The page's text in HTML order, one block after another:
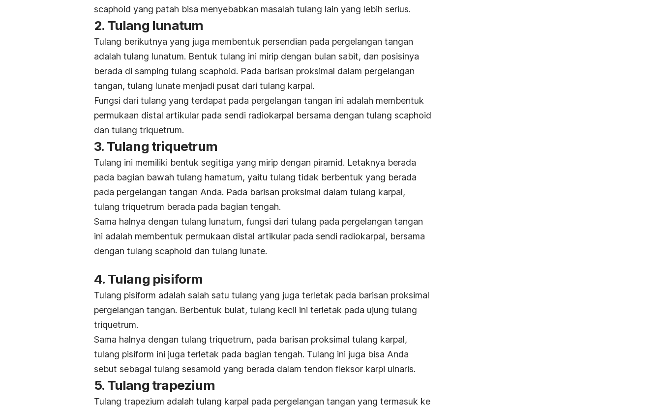
scaphoid yang patah bisa menyebabkan masalah tulang lain yang lebih serius.
2. Tulang lunatum
Tulang berikutnya yang juga membentuk persendian pada pergelangan tangan
adalah tulang lunatum. Bentuk tulang ini mirip dengan bulan sabit, dan posisinya
berada di samping tulang scaphoid. Pada barisan proksimal dalam pergelangan
tangan, tulang lunate menjadi pusat dari tulang karpal.
Fungsi dari tulang yang terdapat pada pergelangan tangan ini adalah membentuk
permukaan distal artikular pada sendi radiokarpal bersama dengan tulang scaphoid
dan tulang triquetrum.
3. Tulang triquetrum
Tulang ini memiliki bentuk segitiga yang mirip dengan piramid. Letaknya berada
pada bagian bawah tulang hamatum, yaitu tulang tidak berbentuk yang berada
pada pergelangan tangan Anda. Pada barisan proksimal dalam tulang karpal,
tulang triquetrum berada pada bagian tengah.
Sama halnya dengan tulang lunatum, fungsi dari tulang pada pergelangan tangan
ini adalah membentuk permukaan distal artikular pada sendi radiokarpal, bersama
dengan tulang scaphoid dan tulang lunate.
4. Tulang pisiform
Tulang pisiform adalah salah satu tulang yang juga terletak pada barisan proksimal
pergelangan tangan. Berbentuk bulat, tulang kecil ini terletak pada ujung tulang
triquetrum.
Sama halnya dengan tulang triquetrum, pada barisan proksimal tulang karpal,
tulang pisiform ini juga terletak pada bagian tengah. Tulang ini juga bisa Anda
sebut sebagai tulang sesamoid yang berada dalam tendon fleksor karpi ulnaris.
5. Tulang trapezium
Tulang trapezium adalah tulang karpal pada pergelangan tangan yang termasuk ke